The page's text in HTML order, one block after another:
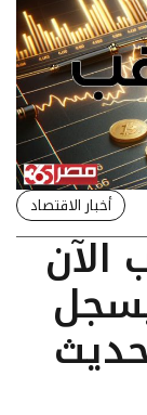
أخبار الاقتصاد
الآن
عيار 24 يسجل